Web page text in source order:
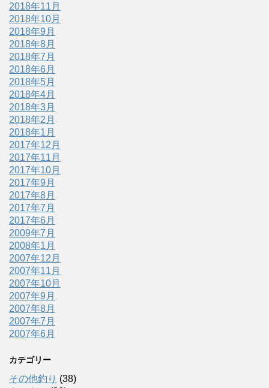
2018年11月
2018年10月
2018年9月
2018年8月
2018年7月
2018年6月
2018年5月
2018年4月
2018年3月
2018年2月
2018年1月
2017年12月
2017年11月
2017年10月
2017年9月
2017年8月
2017年7月
2017年6月
2009年7月
2008年1月
2007年12月
2007年11月
2007年10月
2007年9月
2007年8月
2007年7月
2007年6月
カテゴリー
その他釣り (38)